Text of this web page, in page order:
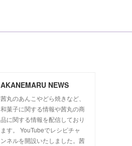
AKANEMARU NEWS
茜丸のあんこやどら焼きなど、
和菓子に関する情報や茜丸の商
品に関する情報を配信しており
ます。 YouTubeでレシピチャ
ンネルを開設いたしました。茜